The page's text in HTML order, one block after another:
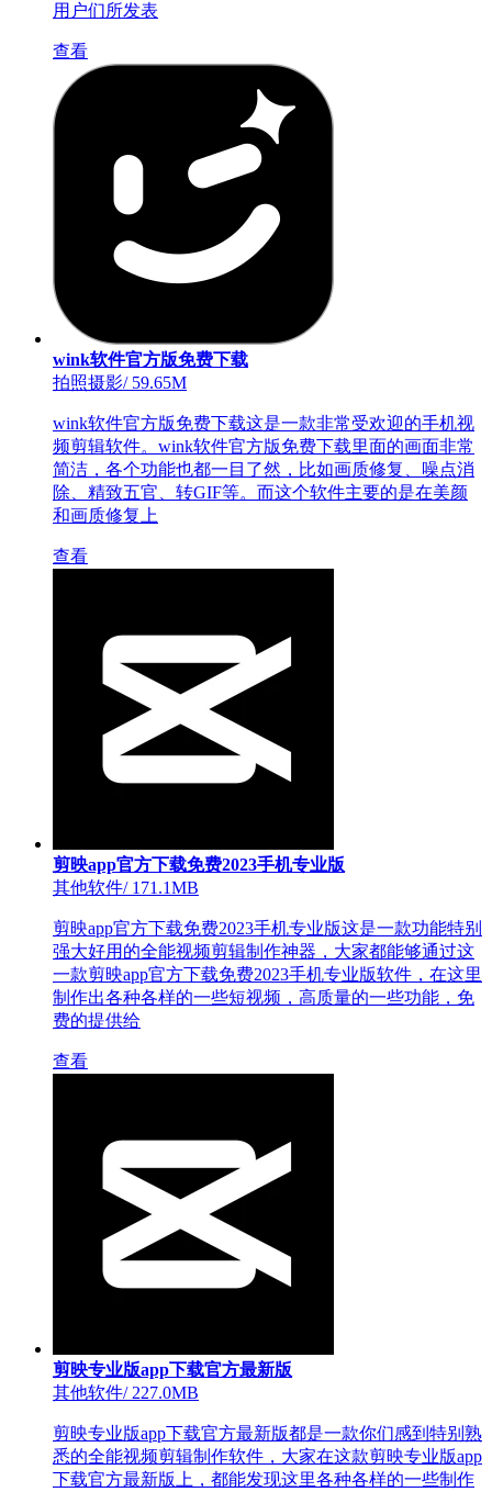
用户们所发表
查看
wink软件官方版免费下载
拍照摄影/59.65M
wink软件官方版免费下载这是一款非常受欢迎的手机视
频剪辑软件。wink软件官方版免费下载里面的画面非常
简洁，各个功能也都一目了然，比如画质修复、噪点消
除、精致五官、转GIF等。而这个软件主要的是在美颜
和画质修复上
查看
剪映app官方下载免费2023手机专业版
其他软件/171.1MB
剪映app官方下载免费2023手机专业版这是一款功能特别
强大好用的全能视频剪辑制作神器，大家都能够通过这
一款剪映app官方下载免费2023手机专业版软件，在这里
制作出各种各样的一些短视频，高质量的一些功能，免
费的提供给
查看
剪映专业版app下载官方最新版
其他软件/227.0MB
剪映专业版app下载官方最新版都是一款你们感到特别熟
悉的全能视频剪辑制作软件，大家在这款剪映专业版app
下载官方最新版上，都能发现这里各种各样的一些制作